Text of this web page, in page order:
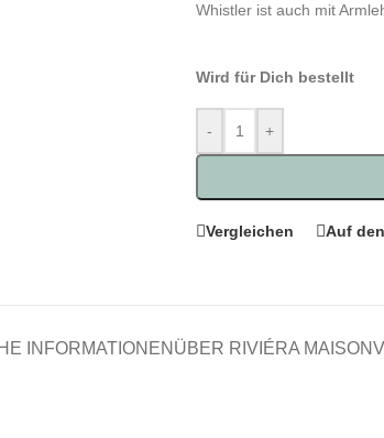
Whistler ist auch mit
Wird für Dich bestellt
- +
Vergleichen Auf
INFORMATIONEN ÜBER RIVIÉRA MAISON